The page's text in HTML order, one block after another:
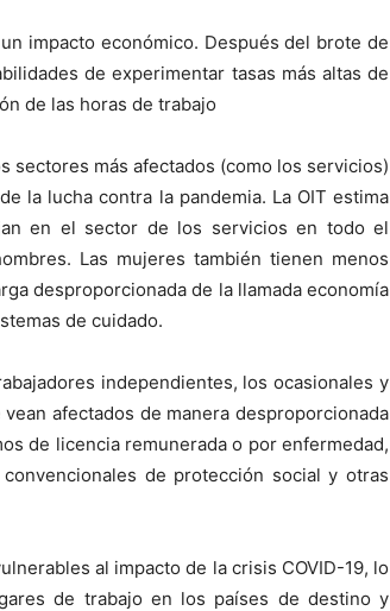
impacto económico. Después del brote de
de experimentar tasas más altas de
de las horas de trabajo
sectores más afectados (como los servicios)
la lucha contra la pandemia. La OIT estima
en el sector de los servicios en todo el
Las mujeres también tienen menos
desproporcionada de la llamada economía
de cuidado.
independientes, los ocasionales y
afectados de manera desproporcionada
de licencia remunerada o por enfermedad,
de protección social y otras
al impacto de la crisis COVID-19, lo
de trabajo en los países de destino y